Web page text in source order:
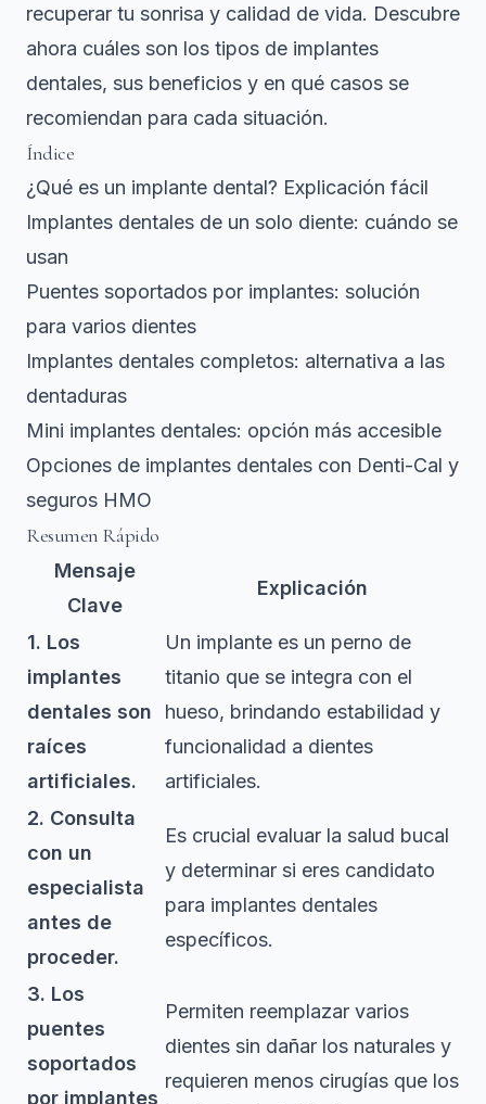
recuperar tu sonrisa y calidad de vida. Descubre
ahora cuáles son los tipos de implantes
dentales, sus beneficios y en qué casos se
recomiendan para cada situación.
Índice
¿Qué es un implante dental? Explicación fácil
Implantes dentales de un solo diente: cuándo se
usan
Puentes soportados por implantes: solución
para varios dientes
Implantes dentales completos: alternativa a las
dentaduras
Mini implantes dentales: opción más accesible
Opciones de implantes dentales con Denti-Cal y
seguros HMO
Resumen Rápido
Mensaje
Clave
Explicación
1. Los
implantes
dentales son
raíces
artificiales.
Un implante es un perno de
titanio que se integra con el
hueso, brindando estabilidad y
funcionalidad a dientes
artificiales.
2. Consulta
con un
especialista
antes de
proceder.
Es crucial evaluar la salud bucal
y determinar si eres candidato
para implantes dentales
específicos.
3. Los
puentes
soportados
por implantes
Permiten reemplazar varios
dientes sin dañar los naturales y
requieren menos cirugías que los